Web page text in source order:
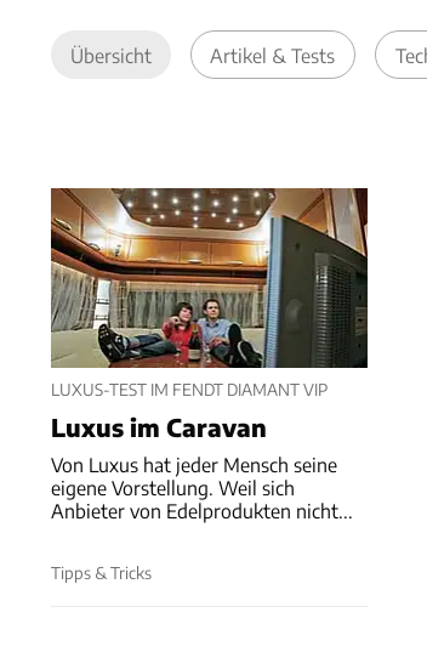
Übersicht Artikel & Tests
LUXUS-TEST IM FENDT DIAMANT VIP
Luxus im Caravan
Von Luxus hat jeder Mensch seine
eigene Vorstellung. Weil sich
Anbieter von Edelprodukten nicht...
Tipps & Tricks